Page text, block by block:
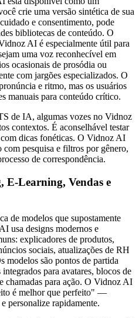
crie uma versão sintética de sua
e consentimento, pode
bibliotecas de conteúdo. O
AI é especialmente útil para
uma voz reconhecível em
ocasionais de prosódia ou
com jargões especializados. O
e ritmo, mas os usuários
manuais para conteúdo crítico.
de IA, algumas vozes no Vidnoz
contextos. É aconselhável testar
com dicas fonéticas. O Vidnoz AI
pesquisa e filtros por gênero,
de correspondência.
E-Learning, Vendas e
de modelos que supostamente
usa designs modernos e
explicadores de produtos,
sociais, atualizações de RH
modelos são pontos de partida
para avatares, blocos de
chamadas para ação. O Vidnoz AI
é melhor que perfeito" —
personalize rapidamente.